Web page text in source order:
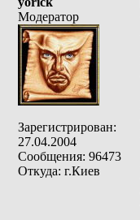
Модератор
Зарегистрирован:
27.04.2004
Сообщения: 96473
Откуда: г.Киев